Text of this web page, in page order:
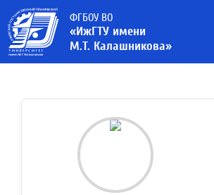
ФГБОУ ВО
«ИжГТУ имени
М.Т. Калашникова»